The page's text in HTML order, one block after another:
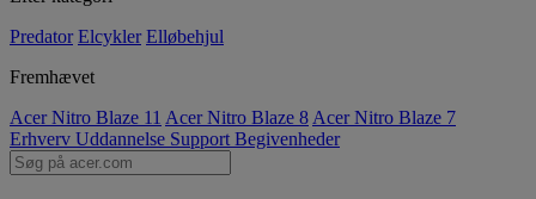
Predator Elcykler Elløbehjul
Fremhævet
Acer Nitro Blaze 11 Acer Nitro Blaze 8 Acer Nitro Blaze 7
Erhverv Uddannelse Support Begivenheder